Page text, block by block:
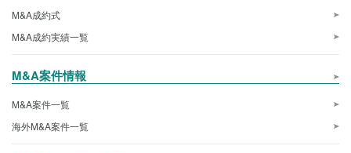
M&A成約式
M&A成約実績一覧
M&A案件情報
M&A案件一覧
海外M&A案件一覧